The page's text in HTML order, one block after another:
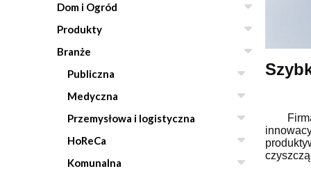
Dom i Ogród
Produkty
Branże
Publiczna
Medyczna
Przemysłowa i logistyczna
HoReCa
Komunalna
Firma